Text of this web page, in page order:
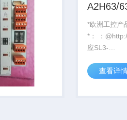
A2H63/
G12
*欧洲工控产
*： ：@http://www./优势供
应SL3-
查看详